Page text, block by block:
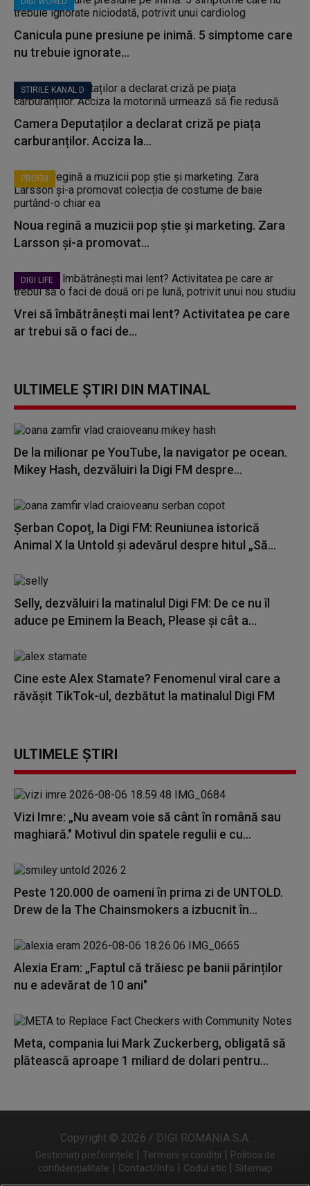
Canicula pune presiune pe inimă. 5 simptome care
nu trebuie ignorate...
STIRILE KANAL D
Camera Deputaților a declarat criză pe piața
carburanților. Acciza la...
PROFM
Noua regină a muzicii pop știe și marketing. Zara
Larsson și-a promovat...
DIGI LIFE
Vrei să îmbătrânești mai lent? Activitatea pe care
ar trebui să o faci de...
ULTIMELE ȘTIRI DIN MATINAL
De la milionar pe YouTube, la navigator pe ocean.
Mikey Hash, dezvăluiri la Digi FM despre...
Șerban Copoț, la Digi FM: Reuniunea istorică
Animal X la Untold și adevărul despre hitul „Să...
Selly, dezvăluiri la matinalul Digi FM: De ce nu îl
aduce pe Eminem la Beach, Please și cât a...
Cine este Alex Stamate? Fenomenul viral care a
răvășit TikTok-ul, dezbătut la matinalul Digi FM
ULTIMELE ȘTIRI
Vizi Imre: „Nu aveam voie să cânt în română sau
maghiară." Motivul din spatele regulii e cu...
Peste 120.000 de oameni în prima zi de UNTOLD.
Drew de la The Chainsmokers a izbucnit în...
Alexia Eram: „Faptul că trăiesc pe banii părinților
nu e adevărat de 10 ani"
Meta, compania lui Mark Zuckerberg, obligată să
plătească aproape 1 miliard de dolari pentru...
Copyright © 2026 / DIGI ROMANIA S.A.
Gestionați preferințele | Termeni și condiții | Politica de
confidențialitate | Contact/Info | Codul etic | Sitemap